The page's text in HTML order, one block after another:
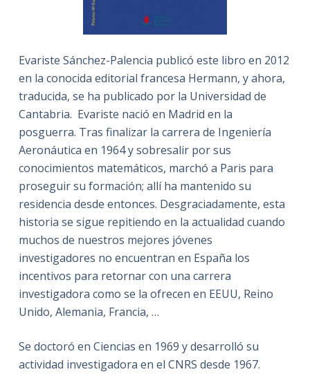
Evariste Sánchez-Palencia publicó este libro en 2012
en la conocida editorial francesa Hermann, y ahora,
traducida, se ha publicado por la Universidad de
Cantabria. Evariste nació en Madrid en la
posguerra. Tras finalizar la carrera de Ingeniería
Aeronáutica en 1964 y sobresalir por sus
conocimientos matemáticos, marchó a Paris para
proseguir su formación; allí ha mantenido su
residencia desde entonces. Desgraciadamente, esta
historia se sigue repitiendo en la actualidad cuando
muchos de nuestros mejores jóvenes
investigadores no encuentran en España los
incentivos para retornar con una carrera
investigadora como se la ofrecen en EEUU, Reino
Unido, Alemania, Francia, …
Se doctoró en Ciencias en 1969 y desarrolló su
actividad investigadora en el CNRS desde 1967.